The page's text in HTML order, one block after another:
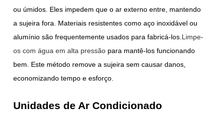
ou úmidos. Eles impedem que o ar externo entre, mantendo
a sujeira fora. Materiais resistentes como aço inoxidável ou
alumínio são frequentemente usados para fabricá-los. Limpe-
os com água em alta pressão para mantê-los funcionando
bem. Este método remove a sujeira sem causar danos,
economizando tempo e esforço.
Unidades de Ar Condicionado